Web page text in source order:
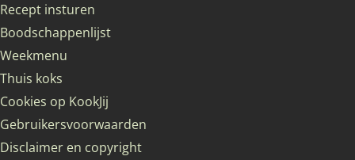
Recept insturen
Boodschappenlijst
Weekmenu
Thuis koks
Cookies op KookJij
Gebruikersvoorwaarden
Disclaimer en copyright